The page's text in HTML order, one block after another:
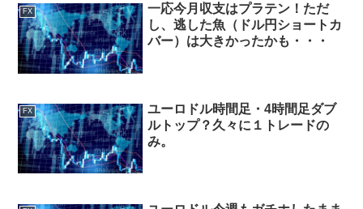
FX
一応今月収支はプラテン！ただ
し、逃した魚（ドル円ショートカ
バー）は大きかったかも・・・
FX
ユーロドル時間足・4時間足ダブ
ルトップ？久々に１トレードの
み。